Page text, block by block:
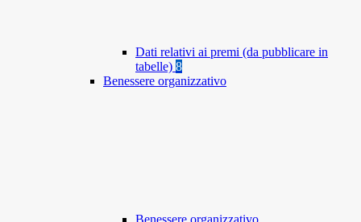
Dati relativi ai premi (da pubblicare in
tabelle) 8
Benessere organizzativo